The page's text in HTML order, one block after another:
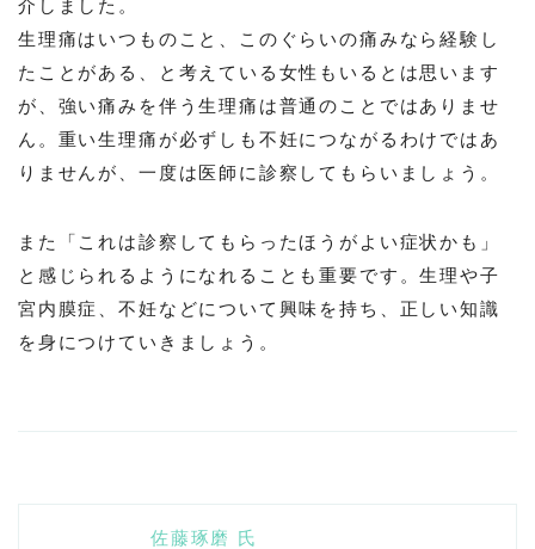
介しました。
生理痛はいつものこと、このぐらいの痛みなら経験し
たことがある、と考えている女性もいるとは思います
が、強い痛みを伴う生理痛は普通のことではありませ
ん。重い生理痛が必ずしも不妊につながるわけではあ
りませんが、一度は医師に診察してもらいましょう。
また「これは診察してもらったほうがよい症状かも」
と感じられるようになれることも重要です。生理や子
宮内膜症、不妊などについて興味を持ち、正しい知識
を身につけていきましょう。
佐藤琢磨 氏